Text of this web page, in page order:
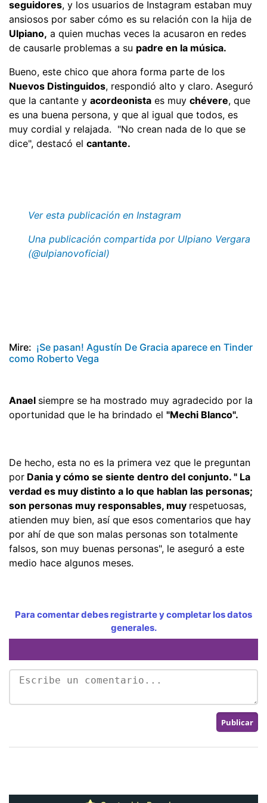
seguidores, y los usuarios de Instagram estaban muy
ansiosos por saber cómo es su relación con la hija de
Ulpiano, a quien muchas veces la acusaron en redes
de causarle problemas a su padre en la música.
Bueno, este chico que ahora forma parte de los
Nuevos Distinguidos, respondió alto y claro. Aseguró
que la cantante y acordeonista es muy chévere, que
es una buena persona, y que al igual que todos, es
muy cordial y relajada. "No crean nada de lo que se
dice", destacó el cantante.
Ver esta publicación en Instagram
Una publicación compartida por Ulpiano Vergara
(@ulpianovoficial)
Mire: ¡Se pasan! Agustín De Gracia aparece en Tinder
como Roberto Vega
Anael siempre se ha mostrado muy agradecido por la
oportunidad que le ha brindado el "Mechi Blanco".
De hecho, esta no es la primera vez que le preguntan
por Dania y cómo se siente dentro del conjunto. " La
verdad es muy distinto a lo que hablan las personas;
son personas muy responsables, muy respetuosas,
atienden muy bien, así que esos comentarios que hay
por ahí de que son malas personas son totalmente
falsos, son muy buenas personas", le aseguró a este
medio hace algunos meses.
Para comentar debes registrarte y completar los datos
generales.